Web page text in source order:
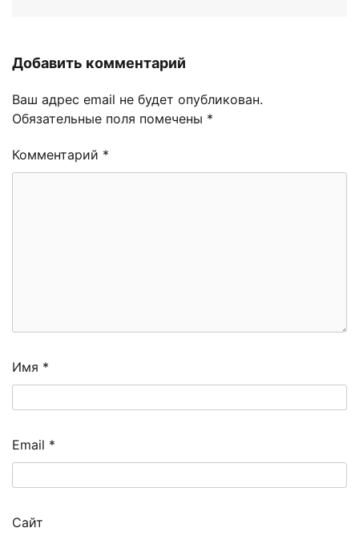
Добавить комментарий
Ваш адрес email не будет опубликован.
Обязательные поля помечены *
Комментарий *
Имя *
Email *
Сайт